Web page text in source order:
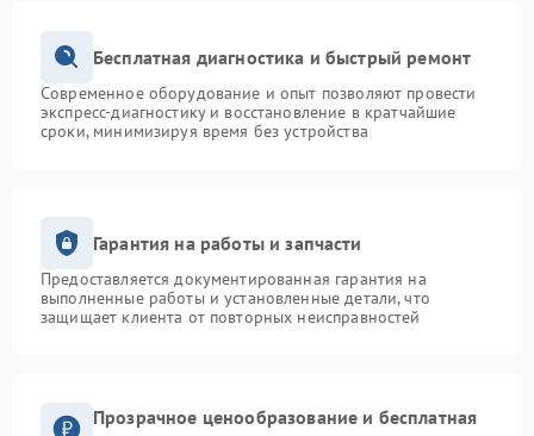
Бесплатная диагностика и быстрый ремонт
Современное оборудование и опыт позволяют провести
экспресс-диагностику и восстановление в кратчайшие
сроки, минимизируя время без устройства
Гарантия на работы и запчасти
Предоставляется документированная гарантия на
выполненные работы и установленные детали, что
защищает клиента от повторных неисправностей
Прозрачное ценообразование и бесплатная